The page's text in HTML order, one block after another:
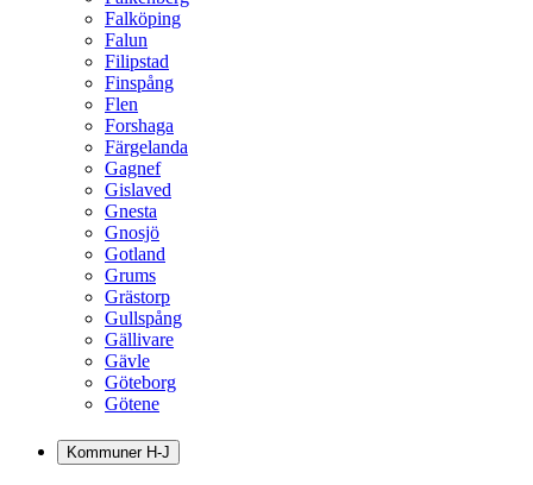
Falköping
Falun
Filipstad
Finspång
Flen
Forshaga
Färgelanda
Gagnef
Gislaved
Gnesta
Gnosjö
Gotland
Grums
Grästorp
Gullspång
Gällivare
Gävle
Göteborg
Götene
Kommuner H-J